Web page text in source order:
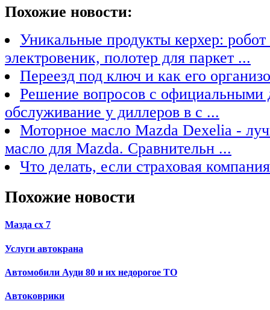
Похожие новости:
Уникальные продукты керхер:
электровеник, полотер для паркет ...
Переезд под ключ и как его
Решение вопросов с официальными
обслуживание у диллеров в с ...
Моторное масло Mazda Dexelia -
масло для Mazda. Сравнительн ...
Что делать, если страховая
Похожие новости
Мазда сх 7
Услуги автокрана
Автомобили Ауди 80 и их недорогое ТО
Автоковрики